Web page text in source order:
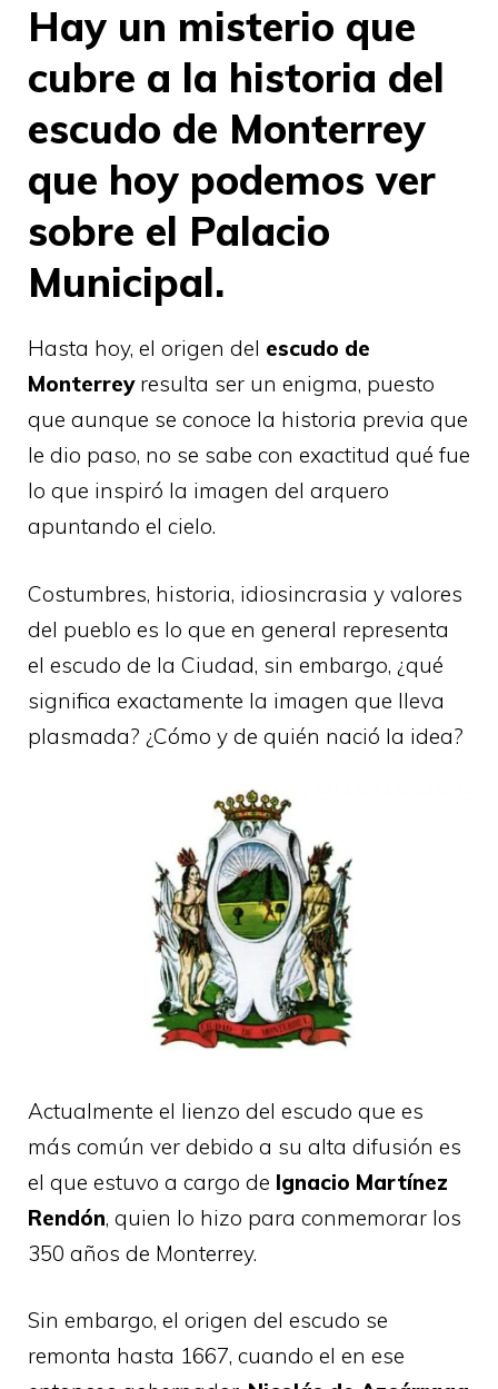
Hay un misterio que
cubre a la historia del
escudo de Monterrey
que hoy podemos ver
sobre el Palacio
Municipal.
Hasta hoy, el origen del escudo de
Monterreyresulta ser un enigma, puesto
que aunque se conoce la historia previa que
le dio paso, no se sabe con exactitud qué fue
lo que inspiró la imagen del arquero
apuntando el cielo.
Costumbres, historia, idiosincrasia y valores
del pueblo es lo que en general representa
el escudo de la Ciudad, sin embargo, ¿qué
significa exactamente la imagen que lleva
plasmada? ¿Cómo y de quién nació la idea?
Actualmente el lienzo del escudo que es
más común ver debido a su alta difusión es
el que estuvo a cargo de Ignacio Martínez
Rendón, quien lo hizo para conmemorar los
350 años de Monterrey.
Sin embargo, el origen del escudo se
remonta hasta 1667, cuando el en ese